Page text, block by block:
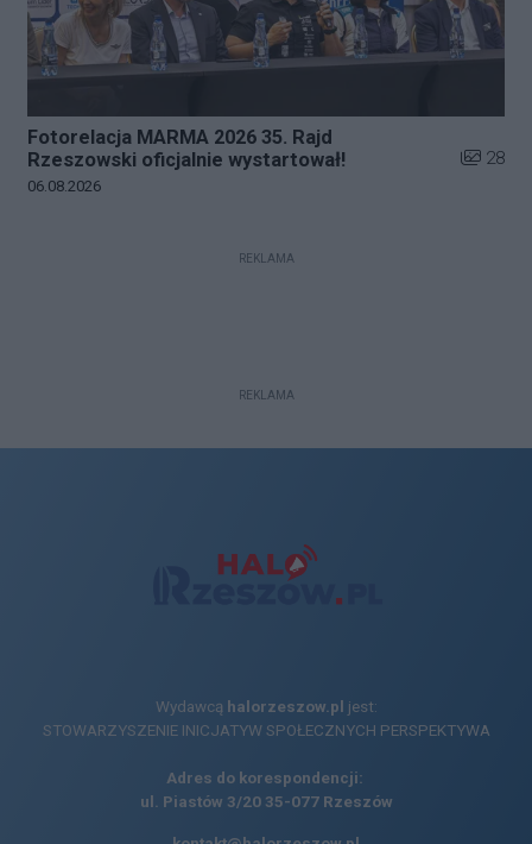
Fotorelacja MARMA 2026 35. Rajd
Rzeszowski oficjalnie wystartował!
Liczba
28
Data dodania galerii:
06.08.2026
REKLAMA
REKLAMA
Wydawcą halorzeszow.pl jest:
STOWARZYSZENIE INICJATYW SPOŁECZNYCH PERSPEKTYWA
Adres do korespondencji:
ul. Piastów 3/20 35-077 Rzeszów